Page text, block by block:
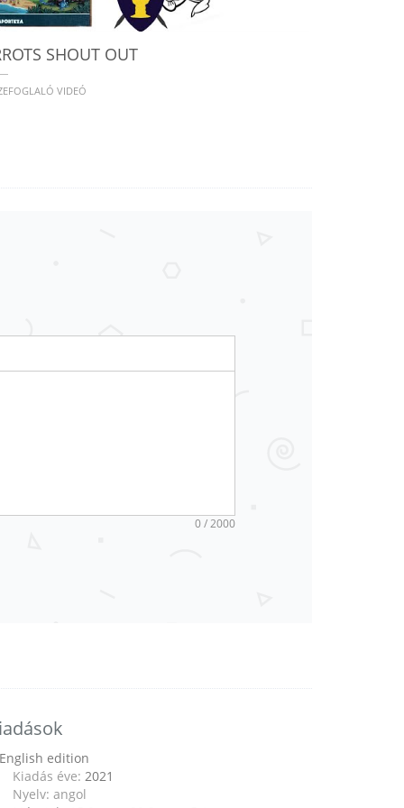
SHOUT OUT
VIDEÓ
0 / 2000
English edition
Kiadás éve: 2021
Nyelv: angol